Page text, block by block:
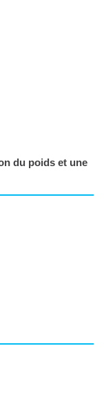
du poids et une